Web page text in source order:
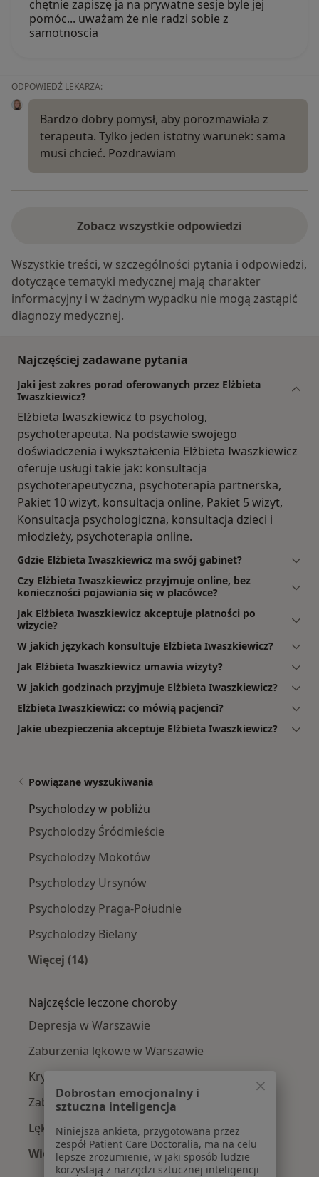
chętnie zapiszę ja na prywatne sesje byle jej
pomóc... uważam że nie radzi sobie z
samotnoscia
ODPOWIEDŹ LEKARZA:
Bardzo dobry pomysł, aby porozmawiała z
terapeuta. Tylko jeden istotny warunek: sama
musi chcieć. Pozdrawiam
Zobacz wszystkie odpowiedzi
Wszystkie treści, w szczególności pytania i odpowiedzi,
dotyczące tematyki medycznej mają charakter
informacyjny i w żadnym wypadku nie mogą zastąpić
diagnozy medycznej.
Najczęściej zadawane pytania
Jaki jest zakres porad oferowanych przez Elżbieta
Iwaszkiewicz?
Elżbieta Iwaszkiewicz to psycholog,
psychoterapeuta. Na podstawie swojego
doświadczenia i wykształcenia Elżbieta Iwaszkiewicz
oferuje usługi takie jak: konsultacja
psychoterapeutyczna, psychoterapia partnerska,
Pakiet 10 wizyt, konsultacja online, Pakiet 5 wizyt,
Konsultacja psychologiczna, konsultacja dzieci i
młodzieży, psychoterapia online.
Gdzie Elżbieta Iwaszkiewicz ma swój gabinet?
Czy Elżbieta Iwaszkiewicz przyjmuje online, bez
konieczności pojawiania się w placówce?
Jak Elżbieta Iwaszkiewicz akceptuje płatności po
wizycie?
W jakich językach konsultuje Elżbieta Iwaszkiewicz?
Jak Elżbieta Iwaszkiewicz umawia wizyty?
W jakich godzinach przyjmuje Elżbieta Iwaszkiewicz?
Elżbieta Iwaszkiewicz: co mówią pacjenci?
Jakie ubezpieczenia akceptuje Elżbieta Iwaszkiewicz?
Powiązane wyszukiwania
Psycholodzy w pobliżu
Psycholodzy Śródmieście
Psycholodzy Mokotów
Psycholodzy Ursynów
Psycholodzy Praga-Południe
Psycholodzy Bielany
Więcej (14)
Najczęście leczone choroby
Depresja w Warszawie
Zaburzenia lękowe w Warszawie
Kryzys emocjonalny w Warszawie
Zaburzenia nastroju w Warszawie
Lęki w Warszawie
Więcej (15)
Więcej w kategorii: Najczęście leczone
Dobrostan emocjonalny i
sztuczna inteligencja
Niniejsza ankieta, przygotowana przez
zespół Patient Care Doctoralia, ma na celu
lepsze zrozumienie, w jaki sposób ludzie
korzystają z narzędzi sztucznej inteligencji